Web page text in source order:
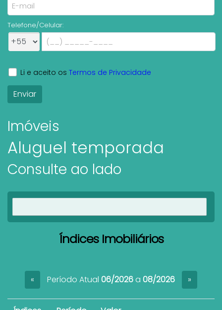
Telefone/Celular:
Li e aceito os Termos de Privacidade
Imóveis
Aluguel temporada
Consulte ao lado
Índices Imobiliários
« Período Atual 06/2026a 08/2026 »